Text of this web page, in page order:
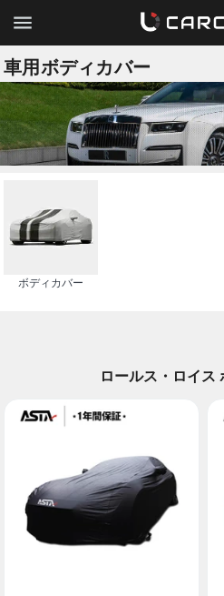
車用ボディカバー
ボディカバー
ロールス・ロイス